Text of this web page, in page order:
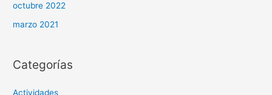
octubre 2022
marzo 2021
Categorías
Actividades